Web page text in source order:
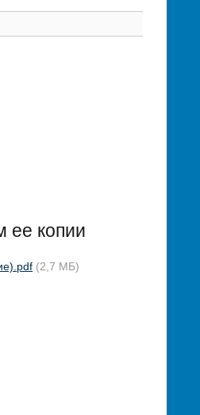
ее копии
(2,7 МБ)